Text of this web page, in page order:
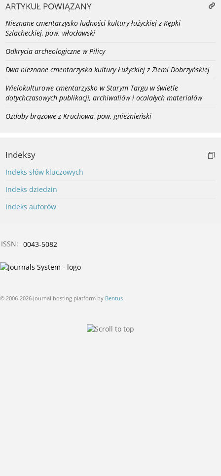
ARTYKUŁ POWIĄZANY
Nieznane cmentarzysko ludności kultury łużyckiej z Kępki
Szlacheckiej, pow. włocławski
Odkrycia archeologiczne w Pilicy
Dwa nieznane cmentarzyska kultury Łużyckiej z Ziemi Dobrzyńskiej
Wielokulturowe cmentarzysko w Starym Targu w świetle
dotychczasowych publikacji, archiwaliów i ocalałych materiałów
Ozdoby brązowe z Kruchowa, pow. gnieżnieński
Indeksy
Indeks słów kluczowych
Indeks dziedzin
Indeks autorów
ISSN: 0043-5082
© 2006-2026 Journal hosting platform by Bentus